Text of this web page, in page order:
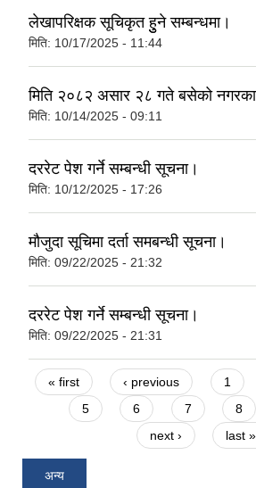
लेखापरिक्षक सूचिकृत हुुने सम्बन्धमा।
मिति: 10/17/2025 - 11:44
मिति २०८२ असार २८ गते बसेको
मिति: 10/14/2025 - 09:11
दररेट पेश गर्ने सम्बन्धी सूचना।
मिति: 10/12/2025 - 17:26
मौजुदा सूचिमा दर्ता समबन्धी सूचना।
मिति: 09/22/2025 - 21:32
दररेट पेश गर्ने सम्बन्धी सूचना।
मिति: 09/22/2025 - 21:31
Pages
« first ‹ previous 1
5
6 7 8
next ›
last »
अन्य